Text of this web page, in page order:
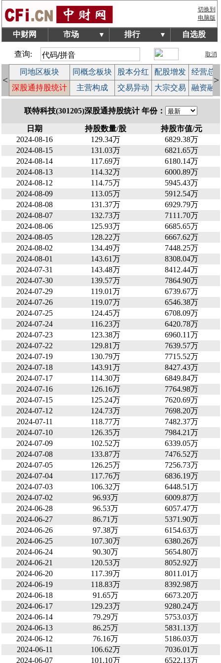
切换到
电脑版
中财网 市场 ▼ 排行 ▼ 自选股
查询: 取消
<
同地区板块 同概念板块 股本分红 配股增发
经营总
深股通持股统计 主营构成 交易异动 大宗交易 融资融
>
联特科技(301205)深股通持股统计 年份：
日期 持股数量/股
持股市值/元
2024-08-16
129.34万
6829.38万
2024-08-15
131.03万
6821.65万
2024-08-14
117.69万
6180.14万
2024-08-13
114.32万
6000.89万
2024-08-12
114.75万
5945.43万
2024-08-09
113.05万
5912.54万
2024-08-08
131.37万
6929.79万
2024-08-07
132.73万
7111.70万
2024-08-06
125.93万
6685.65万
2024-08-05
128.22万
6667.62万
2024-08-02
134.49万
7448.25万
2024-08-01
143.61万
8308.04万
2024-07-31
143.48万
8412.44万
2024-07-30
139.57万
7864.90万
2024-07-29
119.01万
6739.67万
2024-07-26
119.07万
6546.38万
2024-07-25
124.45万
6708.09万
2024-07-24
116.23万
6420.78万
2024-07-23
123.38万
6960.11万
2024-07-22
129.81万
7639.57万
2024-07-19
130.79万
7715.52万
2024-07-18
143.91万
8427.43万
2024-07-17
114.30万
6849.84万
2024-07-16
126.16万
7764.98万
2024-07-15
125.24万
7620.69万
2024-07-12
124.73万
7698.20万
2024-07-11
118.77万
7482.37万
2024-07-10
126.35万
7984.21万
2024-07-09
102.52万
6339.05万
2024-07-08
133.87万
7476.52万
2024-07-05
126.25万
7256.73万
2024-07-04
117.76万
6836.19万
2024-07-03
106.32万
6448.51万
2024-07-02
96.93万
6009.87万
2024-06-28
96.53万
6057.47万
2024-06-27
86.71万
5371.90万
2024-06-26
97.38万
6154.63万
2024-06-25
107.30万
6380.26万
2024-06-24
90.30万
5654.80万
2024-06-21
120.53万
8052.92万
2024-06-20
117.39万
8011.01万
2024-06-19
118.83万
8392.98万
2024-06-18
91.65万
6673.20万
2024-06-17
129.23万
9280.24万
2024-06-14
79.29万
5753.03万
2024-06-13
86.25万
5831.13万
2024-06-12
76.16万
5186.03万
2024-06-11
106.62万
7036.01万
2024-06-07
101.10万 6522.13万